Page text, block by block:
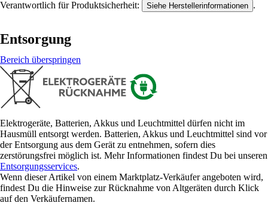
Verantwortlich für Produktsicherheit: Siehe Herstellerinformationen .
Entsorgung
Bereich überspringen
Elektrogeräte, Batterien, Akkus und Leuchtmittel dürfen nicht im
Hausmüll entsorgt werden. Batterien, Akkus und Leuchtmittel sind vor
der Entsorgung aus dem Gerät zu entnehmen, sofern dies
zerstörungsfrei möglich ist. Mehr Informationen findest Du bei unseren
Entsorgungsservices.
Wenn dieser Artikel von einem Marktplatz-Verkäufer angeboten wird,
findest Du die Hinweise zur Rücknahme von Altgeräten durch Klick
auf den Verkäufernamen.